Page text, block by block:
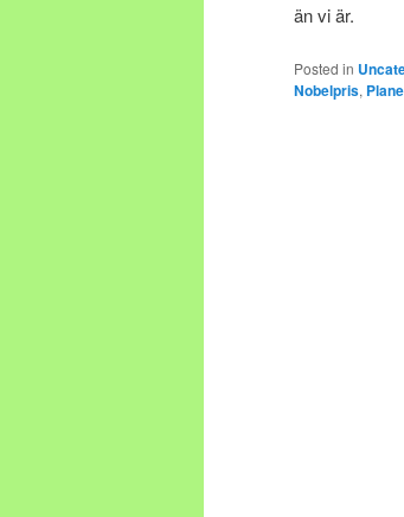
än vi är.
Posted in
Nobelpris,